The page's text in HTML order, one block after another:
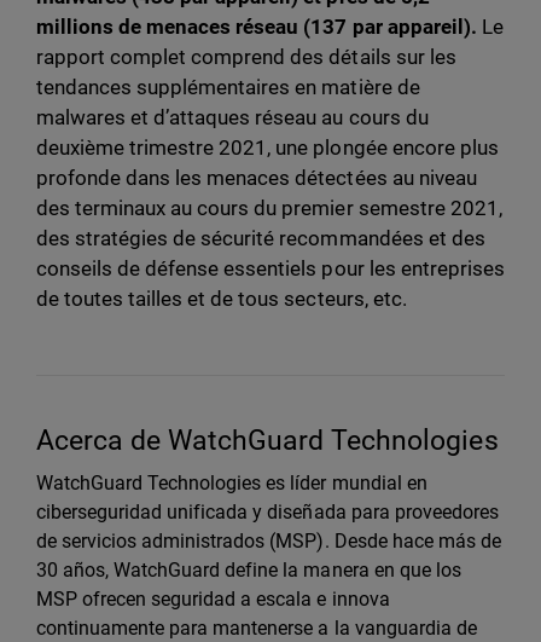
millions de menaces réseau (137 par appareil). Le
rapport complet comprend des détails sur les
tendances supplémentaires en matière de
malwares et d’attaques réseau au cours du
deuxième trimestre 2021, une plongée encore plus
profonde dans les menaces détectées au niveau
des terminaux au cours du premier semestre 2021,
des stratégies de sécurité recommandées et des
conseils de défense essentiels pour les entreprises
de toutes tailles et de tous secteurs, etc.
Acerca de WatchGuard Technologies
WatchGuard Technologies es líder mundial en
ciberseguridad unificada y diseñada para proveedores
de servicios administrados (MSP). Desde hace más de
30 años, WatchGuard define la manera en que los
MSP ofrecen seguridad a escala e innova
continuamente para mantenerse a la vanguardia de